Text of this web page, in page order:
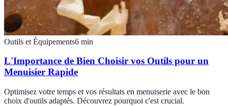
Outils et Équipements6 min
L'Importance de Bien Choisir vos Outils pour un
Menuisier Rapide
Optimisez votre temps et vos résultats en menuiserie avec le bon
choix d'outils adaptés. Découvrez pourquoi c'est crucial.